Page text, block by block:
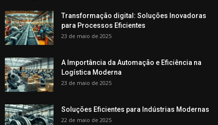
Transformação digital: Soluções Inovadoras
para Processos Eficientes
23 de maio de 2025
A Importância da Automação e Eficiência na
Logística Moderna
23 de maio de 2025
Soluções Eficientes para Indústrias Modernas
22 de maio de 2025